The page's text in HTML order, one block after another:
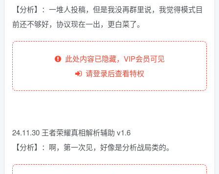
【分析】：一堆人投稿，但是我没再群里说，我觉得模式目
前还不够好，协议现在一出，更白菜了。
此处内容已隐藏，VIP会员可见
请登录后查看特权
24.11.30 王者荣耀真相解析辅助 v1.6
【分析】：啊，第一次见，好像是分析战局类的。